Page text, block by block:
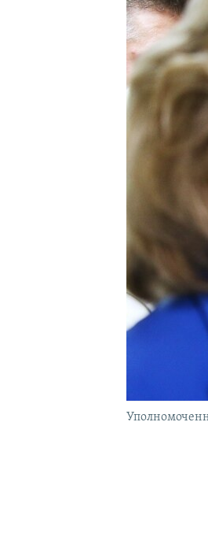
КРЫМ.НЕПОКОРЕННЫЙ
УКРАИНСКАЯ ПРОБЛЕМА КРЫМА